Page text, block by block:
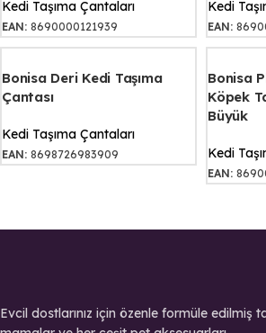
Kedi Taşıma Çantaları
EAN: 8690000121939
Kedi
EAN:
Bonisa Deri Kedi Taşıma
Çantası
Kedi Taşıma Çantaları
EAN: 8698726983909
Bonisa
Köpek
Büyük
Kedi
EAN:
Evcil dostlarınız için özenle formüle edilmiş